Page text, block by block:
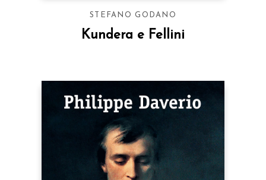
STEFANO GODANO
Kundera e Fellini